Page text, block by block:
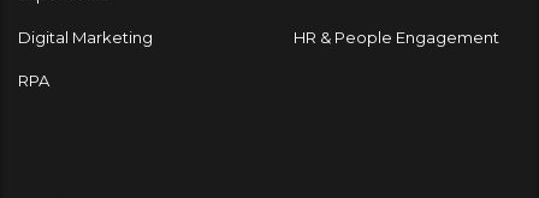
Digital Marketing HR & People Engagement
RPA